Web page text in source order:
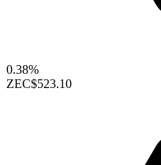
0.38%
ZEC$523.10